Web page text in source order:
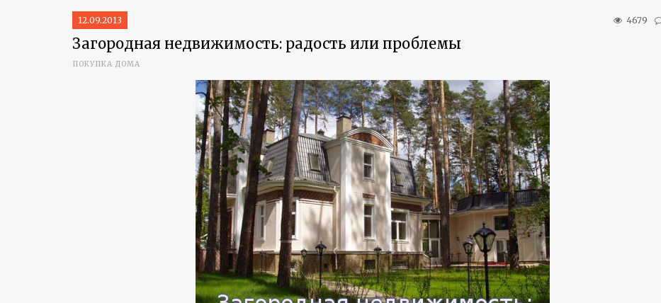
12.09.2013 4679
Загородная недвижимость: радость или проблемы
ПОКУПКА ДОМА